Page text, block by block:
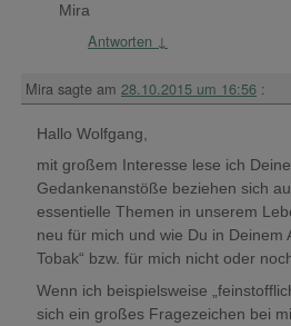
Mira
Antworten ↓
Mira sagte am 28.10.2015 um 16:56 :
Hallo Wolfgang,
mit großem Interesse lese ich
Gedankenanstöße beziehen sich
essentielle Themen in unserem
neu für mich und wie Du in Deinem
Tobak“ bzw. für mich nicht oder
Wenn ich beispielsweise
sich ein großes Fragezeichen bei